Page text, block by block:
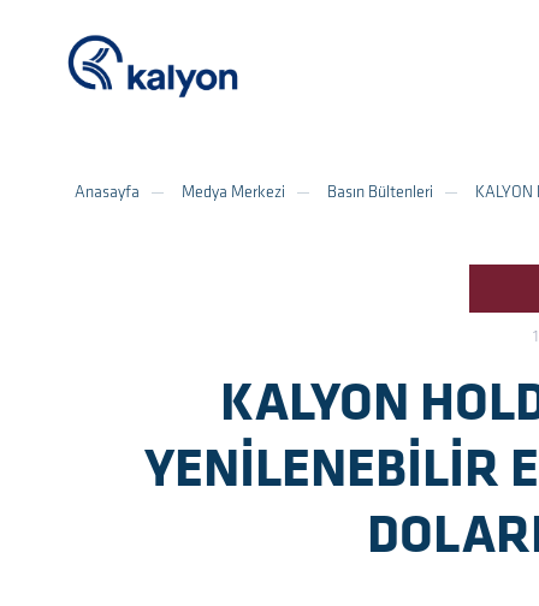
Anasayfa Medya Merkezi Basın Bültenleri KALYON
KALYON
YENİLENEBİLİR